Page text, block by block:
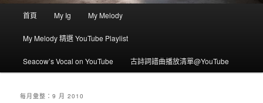
首頁 My Ig My Melody
My Melody 精選 YouTube Playlist
Seacow’s Vocal on YouTube 古詩詞譜曲播放清單@YouTube
每月彙整：9 月 2010